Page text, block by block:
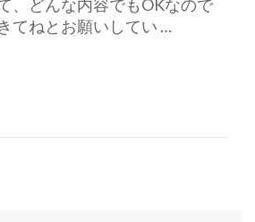
、どんな内容でもOKなので
てねとお願いしてい …